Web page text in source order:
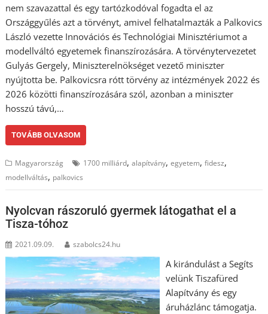
nem szavazattal és egy tartózkodóval fogadta el az
Országgyűlés azt a törvényt, amivel felhatalmazták a Palkovics
László vezette Innovációs és Technológiai Minisztériumot a
modellváltó egyetemek finanszírozására. A törvénytervezetet
Gulyás Gergely, Miniszterelnökséget vezető miniszter
nyújtotta be. Palkovicsra rótt törvény az intézmények 2022 és
2026 közötti finanszírozására szól, azonban a miniszter
hosszú távú,…
TOVÁBB OLVASOM
Magyarország 1700 milliárd,alapítvány,egyetem,fidesz,
modellváltás, palkovics
Nyolcvan rászoruló gyermek látogathat el a
Tisza-tóhoz
2021.09.09. szabolcs24.hu
A kirándulást a Segíts
velünk Tiszafüred
Alapítvány és egy
áruházlánc támogatja.